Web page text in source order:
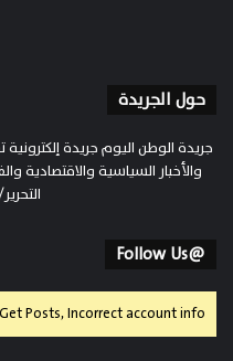
حول الجريدة
جريدة الوطن اليوم جريدة إلكترونية
والأخبار السياسية والاقتصادية
@Follow Us
Posts, Incorrect account info.